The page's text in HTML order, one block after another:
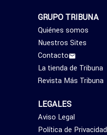
GRUPO TRIBUNA
Quiénes somos
Nuestros Sites
Contacto
La tienda de Tribuna
Revista Más Tribuna
LEGALES
Aviso Legal
Política de Privacidad